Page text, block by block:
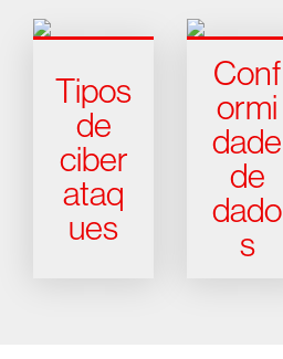
Tipos
de
ciber
ataq
ues
Conf
ormi
dade
de
dado
s